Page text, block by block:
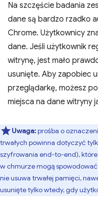
Na szczęście badania
dane są bardzo rzadko
Chrome. Użytkownicy
dane. Jeśli użytkownik
witrynę, jest mało
usunięte. Aby zapobiec
przeglądarkę, możesz
miejsca na dane witryny
Uwaga:prośba o
trwałych powinna dotyczyć
szyfrowania end-to-end),
w chmurze mogą
nie usuwa trwałej pamięci,
usunięte tylko wtedy, gdy